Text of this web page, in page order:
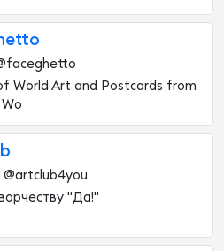
@faceghetto
World Art and Postcards from
@artclub4you
"Да!"